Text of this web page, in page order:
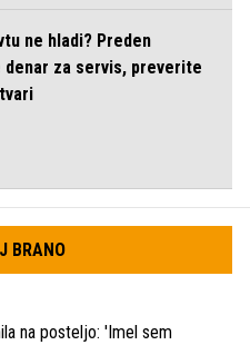
ne hladi? Preden
denar za servis, preverite
BRANO
na posteljo: 'Imel sem